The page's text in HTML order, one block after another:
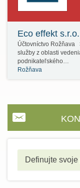
Eco effekt s.r.o.
Účtovníctvo Rožňava
služby z oblasti
podnikateľského…
Rožňava
Definujte